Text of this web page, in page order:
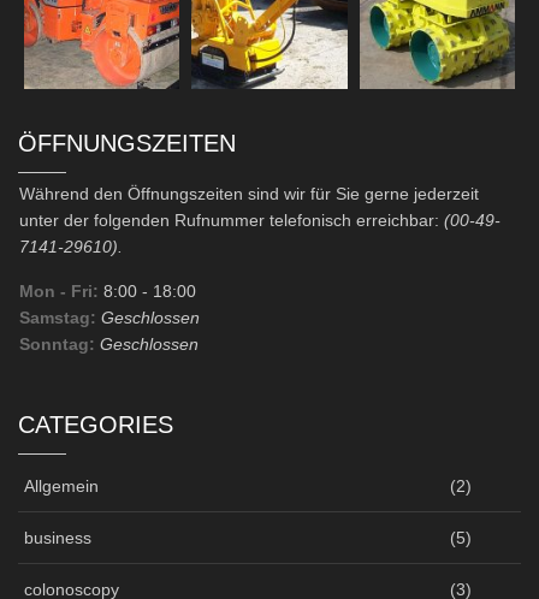
ÖFFNUNGSZEITEN
Während den Öffnungszeiten sind wir für Sie gerne jederzeit
unter der folgenden Rufnummer telefonisch erreichbar: (00-49-
7141-29610).
Mon - Fri: 8:00 - 18:00
Samstag: Geschlossen
Sonntag: Geschlossen
CATEGORIES
Allgemein (2)
business (5)
colonoscopy (3)